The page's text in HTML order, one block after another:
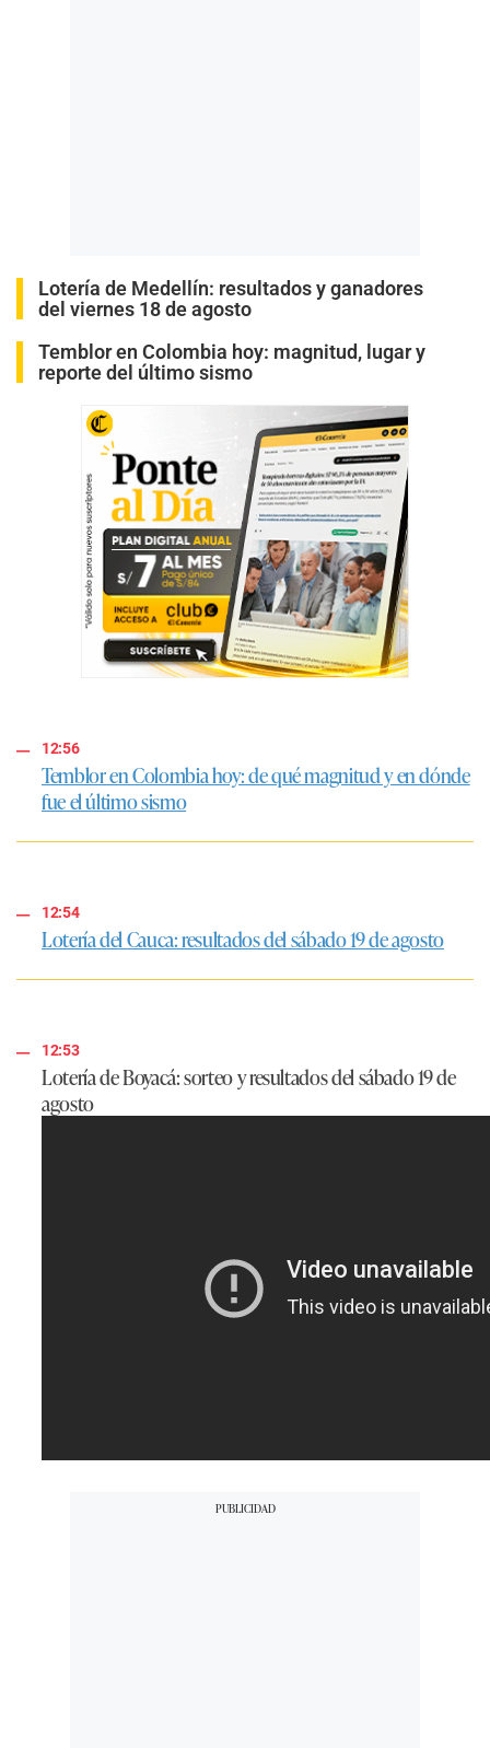
Lotería de Medellín: resultados y ganadores
del viernes 18 de agosto
Temblor en Colombia hoy: magnitud, lugar y
reporte del último sismo
12:56
Temblor en Colombia hoy: de qué magnitud y en dónde
fue el último sismo
12:54
Lotería del Cauca: resultados del sábado 19 de agosto
12:53
Lotería de Boyacá: sorteo y resultados del sábado 19 de
agosto